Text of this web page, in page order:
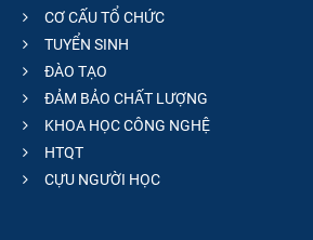
CƠ CẤU TỔ CHỨC
TUYỂN SINH
ĐÀO TẠO
ĐẢM BẢO CHẤT LƯỢNG
KHOA HỌC CÔNG NGHỆ
HTQT
CỰU NGƯỜI HỌC